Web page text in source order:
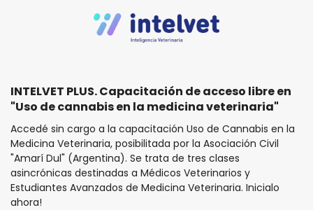
INTELVET PLUS. Capacitación de acceso libre en
"Uso de cannabis en la medicina veterinaria"
Accedé sin cargo a la capacitación Uso de Cannabis en la
Medicina Veterinaria, posibilitada por la Asociación Civil
"Amarí Dul" (Argentina). Se trata de tres clases
asincrónicas destinadas a Médicos Veterinarios y
Estudiantes Avanzados de Medicina Veterinaria. Inicialo
ahora!